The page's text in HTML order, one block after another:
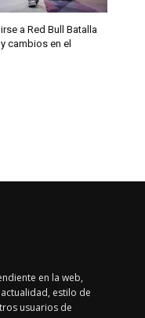
a Red Bull Batalla
cambios en el
en la web,
estilo de
usuarios de